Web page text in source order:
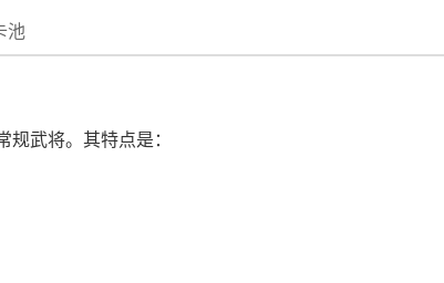
池
武将。其特点是：